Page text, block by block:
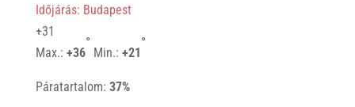
Időjárás: Budapest
+31
Max.: +36
°
Min.: +21
°
Páratartalom: 37%